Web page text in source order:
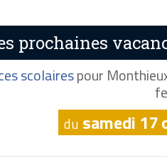
prochaines
scolairespour
du samedi 17